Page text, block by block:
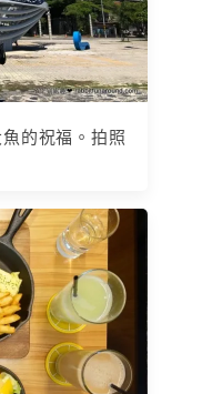
的祝福。拍照